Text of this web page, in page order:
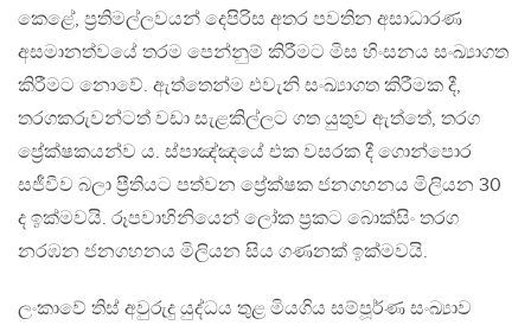
කෙළේ, ප්‍රතිමල්ලවයන් දෙපිරිස අතර පවතින අසාධාරණ
අසමානත්වයේ තරම පෙන්නුම් කිරීමට මිස හිංසනය සංඛ්‍යාගත
කිරීමට නොවේ. ඇත්තෙන්ම එවැනි සංඛ්‍යාගත කිරීමක දී,
තරගකරුවන්ටත් වඩා සැළකිල්ලට ගත යුතුව ඇත්තේ, තරග
ප්‍රේක්ෂකයන්ව ය. ස්පාඤ්ඤයේ එක වසරක දී ගොන්පොර
සජීවීව බලා ප්‍රීතියට පත්වන ප්‍රේක්ෂක ජනගහනය මිලියන 30
ද ඉක්මවයි. රූපවාහිනියෙන් ලෝක ප්‍රකට බොක්සිං තරග
නරඹන ජනගහනය මිලියන සිය ගණනක් ඉක්මවයි.
ලංකාවේ තිස් අවුරුදු යුද්ධය තුළ මියගිය සම්පූර්ණ සංඛ්‍යාව